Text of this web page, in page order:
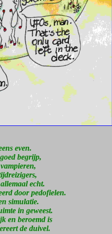
even.
begrijp,
echt.
door pedofielen.
simulatie.
in geweest.
en beroemd is
de duivel.